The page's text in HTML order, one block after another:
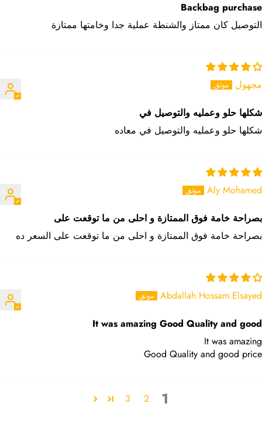
Backbag purchase
التوصيل كان ممتاز والشنطة عملية جدا وخامتها ممتازة
مجهول
شكلها حلو وعمليه والتوصيل في
شكلها حلو وعمليه والتوصيل في معاده
Aly Mohamed
بصراحة خامة فوق الممتازة و احلى من ما توقعت على
بصراحة خامة فوق الممتازة و احلى من ما توقعت على السعر ده
Abdallah Hossam Elsayed
It was amazing Good Quality and good
It was amazing
Good Quality and good price
1
2
3